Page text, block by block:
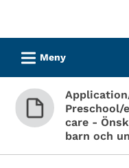
tjänster
Gävle
kommun
L Meny
Preschool/
care -
barn och